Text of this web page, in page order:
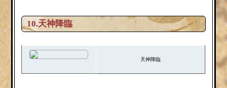
10.天神降臨
天神降臨